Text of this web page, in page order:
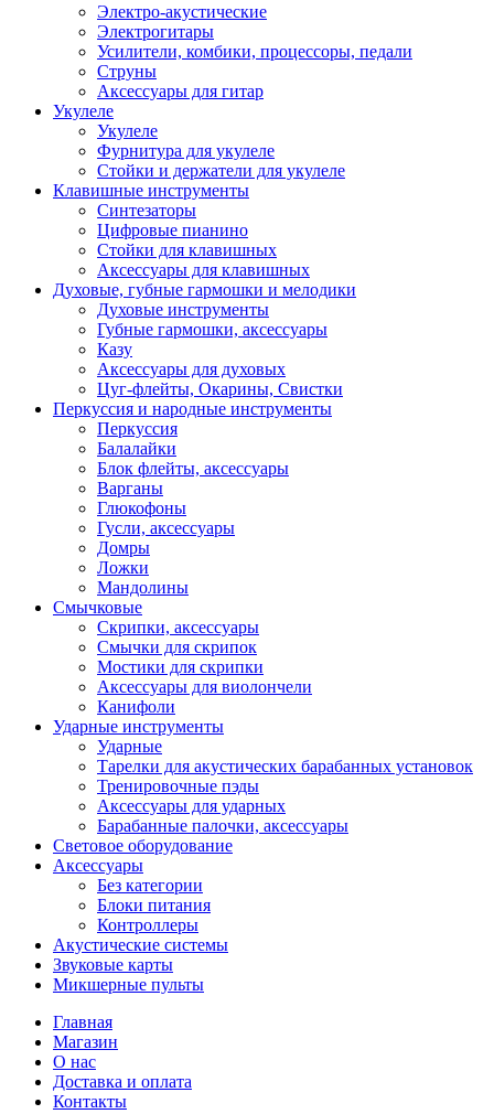
Электро-акустические
Электрогитары
Усилители, комбики, процессоры, педали
Струны
Аксессуары для гитар
Укулеле
Укулеле
Фурнитура для укулеле
Стойки и держатели для укулеле
Клавишные инструменты
Синтезаторы
Цифровые пианино
Стойки для клавишных
Аксессуары для клавишных
Духовые, губные гармошки и мелодики
Духовые инструменты
Губные гармошки, аксессуары
Казу
Аксессуары для духовых
Цуг-флейты, Окарины, Свистки
Перкуссия и народные инструменты
Перкуссия
Балалайки
Блок флейты, аксессуары
Варганы
Глюкофоны
Гусли, аксессуары
Домры
Ложки
Мандолины
Смычковые
Скрипки, аксессуары
Смычки для скрипок
Мостики для скрипки
Аксессуары для виолончели
Канифоли
Ударные инструменты
Ударные
Тарелки для акустических барабанных установок
Тренировочные пэды
Аксессуары для ударных
Барабанные палочки, аксессуары
Световое оборудование
Аксессуары
Без категории
Блоки питания
Контроллеры
Акустические системы
Звуковые карты
Микшерные пульты
Главная
Магазин
О нас
Доставка и оплата
Контакты